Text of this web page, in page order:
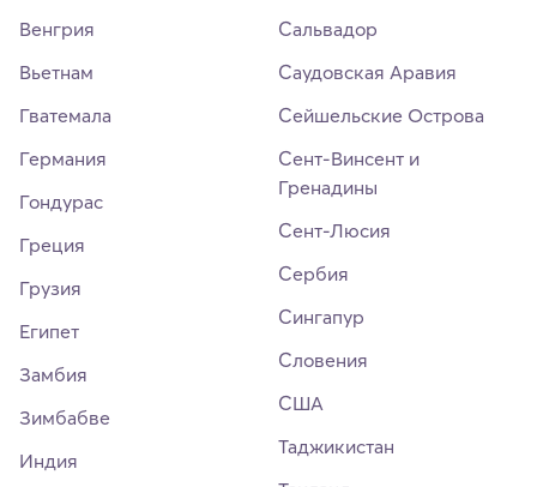
Венгрия
Вьетнам
Гватемала
Германия
Гондурас
Греция
Грузия
Египет
Замбия
Зимбабве
Индия
Сальвадор
Саудовская Аравия
Сейшельские Острова
Сент-Винсент и
Гренадины
Сент-Люсия
Сербия
Сингапур
Словения
США
Таджикистан